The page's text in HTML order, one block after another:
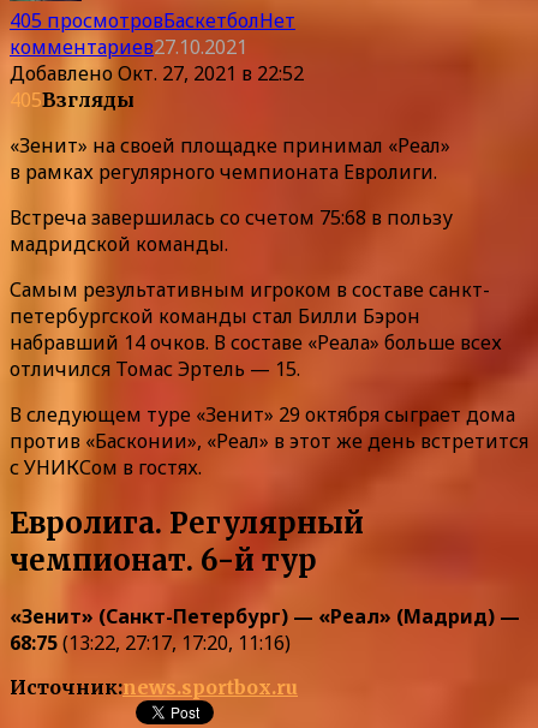
405 просмотровБаскетболНет
комментариев27.10.2021
ДобавленоОкт. 27, 2021 в 22:52
405Взгляды
«Зенит» на своей площадке принимал «Реал»
в рамках регулярного чемпионата Евролиги.
Встреча завершилась со счетом 75:68 в пользу
мадридской команды.
Самым результативным игроком в составе санкт-
петербургской команды стал Билли Бэрон
набравший 14 очков. В составе «Реала» больше всех
отличился Томас Эртель — 15.
В следующем туре «Зенит» 29 октября сыграет дома
против «Басконии», «Реал» в этот же день встретится
с УНИКСом в гостях.
Евролига. Регулярный
чемпионат. 6-й тур
«Зенит» (Санкт-Петербург) — «Реал» (Мадрид) —
68:75(13:22, 27:17, 17:20, 11:16)
Источник:news.sportbox.ru